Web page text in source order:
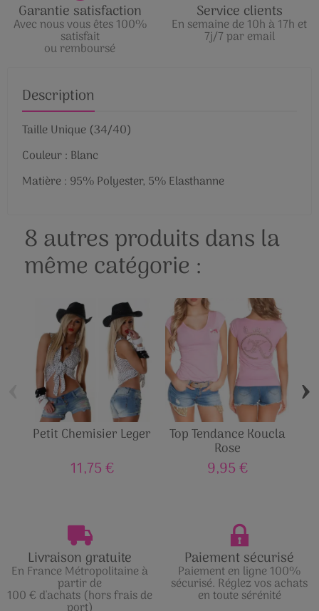
Garantie satisfaction
Avec nous vous êtes 100%
satisfait
ou remboursé
Service clients
En semaine de 10h à 17h et
7j/7 par email
Description
Taille Unique (34/40)
Couleur : Blanc
Matière : 95% Polyester, 5% Elasthanne
8 autres produits dans la
même catégorie :
Petit Chemisier Leger
11,75 €
Top Tendance Koucla
Rose
9,95 €
›
Livraison gratuite
En France Métropolitaine à
partir de
100 € d'achats (hors frais de
Paiement sécurisé
Paiement en ligne 100%
sécurisé. Réglez vos achats
en toute sérénité